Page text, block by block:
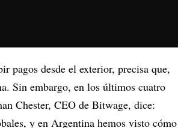
pagos desde el exterior, precisa que,
Sin embargo, en los últimos cuatro
Chester, CEO de Bitwage, dice:
y en Argentina hemos visto cómo